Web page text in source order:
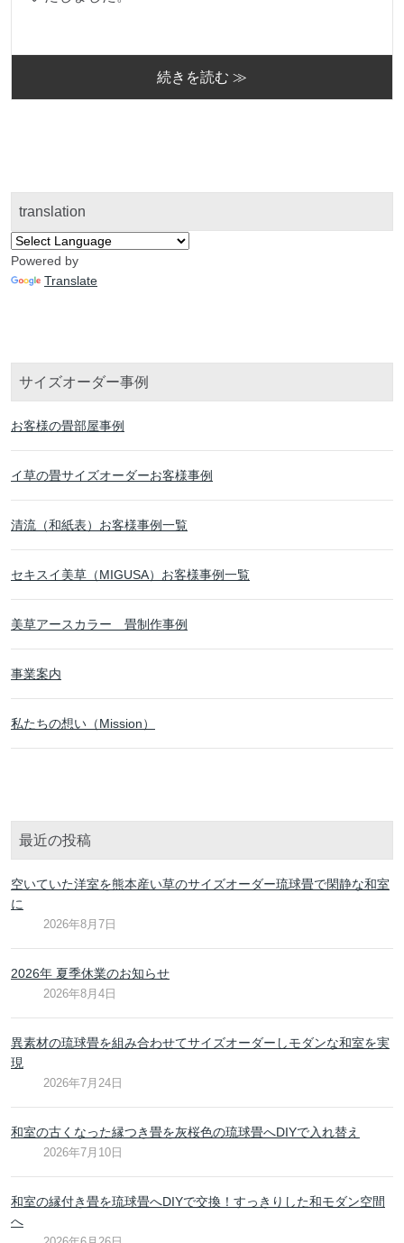
続きを読む ≫
translation
Powered by
Translate
サイズオーダー事例
お客様の畳部屋事例
イ草の畳サイズオーダーお客様事例
清流（和紙表）お客様事例一覧
セキスイ美草（MIGUSA）お客様事例一覧
美草アースカラー 畳制作事例
事業案内
私たちの想い（Mission）
最近の投稿
空いていた洋室を熊本産い草のサイズオーダー琉球畳で閑静な和室
に
2026年8月7日
2026年 夏季休業のお知らせ
2026年8月4日
異素材の琉球畳を組み合わせてサイズオーダーしモダンな和室を実
現
2026年7月24日
和室の古くなった縁つき畳を灰桜色の琉球畳へDIYで入れ替え
2026年7月10日
和室の縁付き畳を琉球畳へDIYで交換！すっきりした和モダン空間
へ